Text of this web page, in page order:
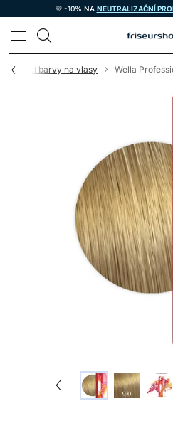
💜 -10% NA NEUTRALIZAČNÍ
LOMAX
barvy na vlasy Wella